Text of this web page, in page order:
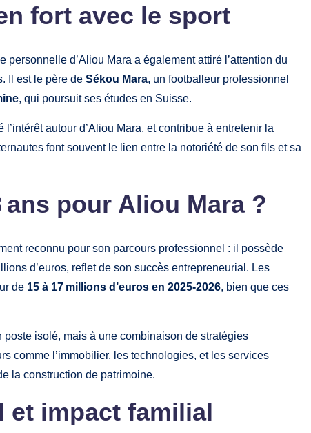
fort avec le sport
d’Aliou Mara a également attiré l’attention du
Il est le père de Sékou Mara, un footballeur professionnel
, qui poursuit ses études en Suisse.
autour d’Aliou Mara, et contribue à entretenir la
font souvent le lien entre la notoriété de son fils et sa
pour Aliou Mara ?
reconnu pour son parcours professionnel : il possède
d’euros, reflet de son succès entrepreneurial. Les
de 15 à 17 millions d’euros en 2025‑2026, bien que ces
isolé, mais à une combinaison de stratégies
comme l’immobilier, les technologies, et les services
la construction de patrimoine.
et impact familial